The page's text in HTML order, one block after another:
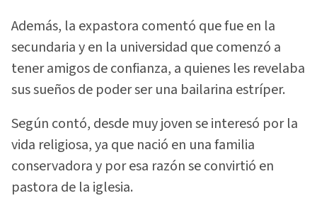
Además, la expastora comentó que fue en la
secundaria y en la universidad que comenzó a
tener amigos de confianza, a quienes les revelaba
sus sueños de poder ser una bailarina estríper.
Según contó, desde muy joven se interesó por la
vida religiosa, ya que nació en una familia
conservadora y por esa razón se convirtió en
pastora de la iglesia.